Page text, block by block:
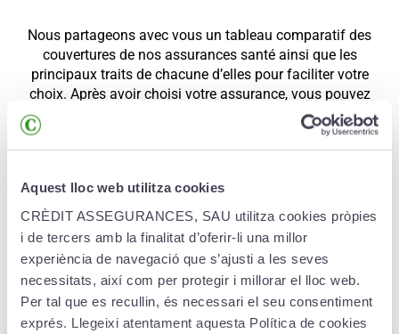
Aquest lloc web utilitza cookies
CRÈDIT ASSEGURANCES, SAU utilitza cookies pròpies
i de tercers amb la finalitat d’oferir-li una millor
experiència de navegació que s’ajusti a les seves
necessitats, així com per protegir i millorar el lloc web.
Per tal que es recullin, és necessari el seu consentiment
exprés. Llegeixi atentament aquesta Política de cookies
Nous partageons avec vous un tableau comparatif des
couvertures de nos assurances santé ainsi que les
principaux traits de chacune d’elles pour faciliter votre
choix. Après avoir choisi votre assurance, vous pouvez
également nous demander des informations
Médecine générale (visites, pharmacie, analyses,
diagnostics, etc. )
Centre conventionnés avec la CASS PIAM:
des frais réels¹​Crèditsalut: 100 % du tarif de la
CASS²Crèdit Hospitalització: 100% de la despesa
CASS²______________ Centre non conventionnés
avec la CASS PIAM:100 % des frais réels¹​
Crèditsalut:58 % du tarif de la CASS²Crèdit
Hospitalització:58% de la despesa CASS²